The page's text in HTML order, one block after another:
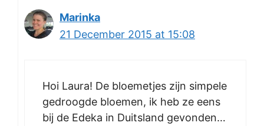
Marinka
21 December 2015 at 15:08
Hoi Laura! De bloemetjes zijn simpele
gedroogde bloemen, ik heb ze eens
bij de Edeka in Duitsland gevonden…